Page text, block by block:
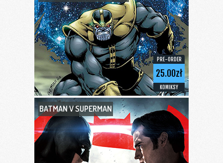
PRE-ORDER
25.00zł
KOMIKSY
BATMAN V SUPERMAN